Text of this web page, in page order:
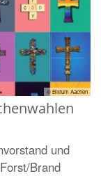
© Bistum Aachen
und
Brand